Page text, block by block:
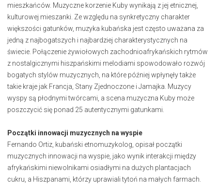
mieszkańców. Muzyczne korzenie Kuby wynikają z jej etnicznej,
kulturowej mieszanki. Ze względu na synkretyczny charakter
większości gatunków, muzyka kubańska jest często uważana za
jedną z najbogatszych i najbardziej charakterystycznych na
świecie. Połączenie żywiołowych zachodnioafrykańskich rytmów
z nostalgicznymi hiszpańskimi melodiami spowodowało rozwój
bogatych stylów muzycznych, na które później wpłynęły także
takie kraje jak Francja, Stany Zjednoczone i Jamajka. Muzycy
wyspy są płodnymi twórcami, a scena muzyczna Kuby może
poszczycić się ponad 25 autentycznymi gatunkami.
Początki innowacji muzycznych na wyspie
Fernando Ortiz, kubański etnomuzykolog, opisał początki
muzycznych innowacji na wyspie, jako wynik interakcji między
afrykańskimi niewolnikami osiadłymi na dużych plantacjach
cukru, a Hiszpanami, którzy uprawiali tytoń na małych farmach.